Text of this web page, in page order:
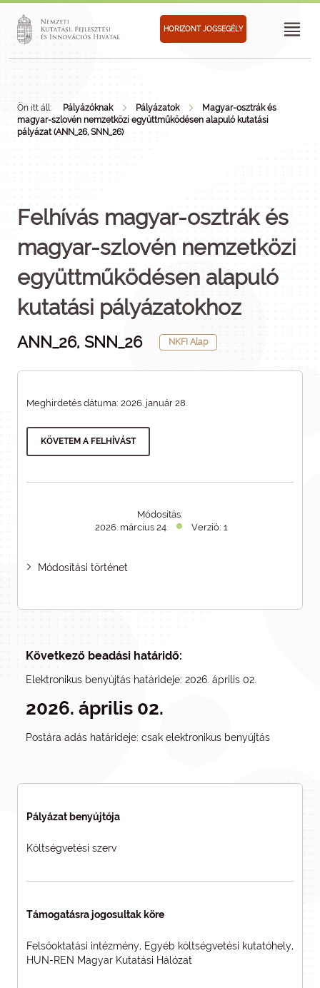
HORIZONT JOGSEGÉLY
Ön itt áll: Pályázóknak Pályázatok
Magyar-osztrák és
magyar-szlovén nemzetközi együttműködésen alapuló kutatási
pályázat (ANN_26, SNN_26)
Felhívás magyar-osztrák és
magyar-szlovén nemzetközi
együttműködésen alapuló
kutatási pályázatokhoz
ANN_26, SNN_26 NKFI Alap
Meghirdetés dátuma: 2026. január 28.
KÖVETEM A FELHÍVÁST
Módosítás:
2026. március 24.
Verzió: 1
Módosítási történet
Következő beadási határidő:
Elektronikus benyújtás határideje: 2026. április 02.
2026. április 02.
Postára adás határideje: csak elektronikus benyújtás
Pályázat benyújtója
Költségvetési szerv
Támogatásra jogosultak köre
Felsőoktatási intézmény, Egyéb költségvetési kutatóhely,
HUN-REN Magyar Kutatási Hálózat